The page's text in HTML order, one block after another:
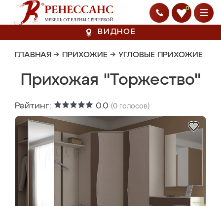
0
ВИДНОЕ
ГЛАВНАЯ → ПРИХОЖИЕ → УГЛОВЫЕ ПРИХОЖИЕ
Прихожая "Торжество"
Рейтинг: 0.0 (0 голосов)